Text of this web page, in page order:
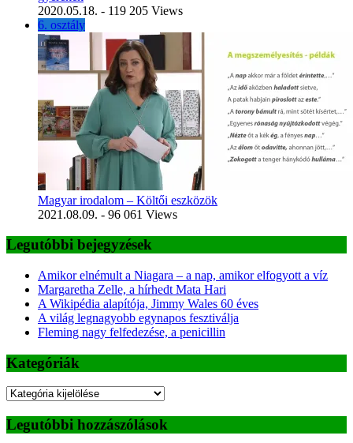
2020.05.18. - 119 205 Views
6. osztály
Magyar irodalom – Költői eszközök
2021.08.09. - 96 061 Views
Legutóbbi bejegyzések
Amikor elnémult a Niagara – a nap, amikor elfogyott a víz
Margaretha Zelle, a hírhedt Mata Hari
A Wikipédia alapítója, Jimmy Wales 60 éves
A világ legnagyobb egynapos fesztiválja
Fleming nagy felfedezése, a penicillin
Kategóriák
Kategóriák
Legutóbbi hozzászólások